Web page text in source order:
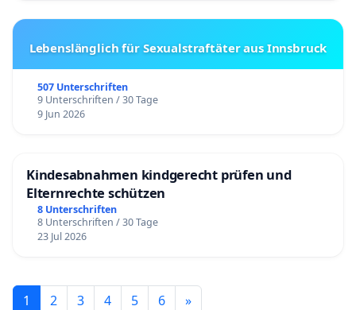
Lebenslänglich für Sexualstraftäter aus Innsbruck
507 Unterschriften
9 Unterschriften / 30 Tage
9 Jun 2026
Kindesabnahmen kindgerecht prüfen und
Elternrechte schützen
8 Unterschriften
8 Unterschriften / 30 Tage
23 Jul 2026
1 2 3 4 5 6 »